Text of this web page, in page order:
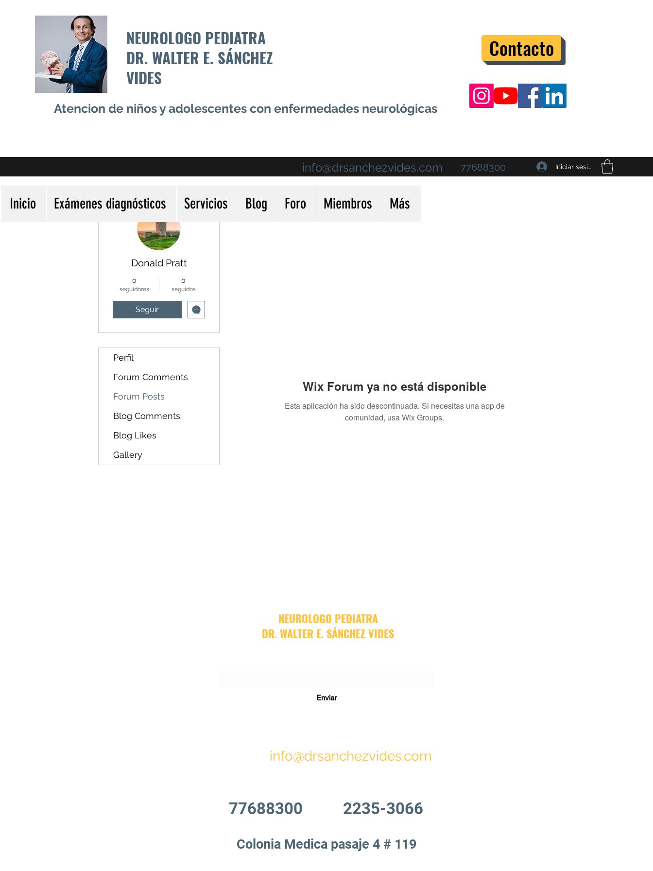
NEUROLOGO PEDIATRA
DR. WALTER E. SÁNCHEZ
VIDES
Atencion de niños y adolescentes con enfermedades neurológicas
Contacto
info@drsanchezvides.com 77688300 Iniciar sesión
Inicio Exámenes diagnósticos Servicios Blog Foro Miembros Más
Wix Forum ya no está disponible
Esta aplicación ha sido descontinuada. Si necesitas una app de
comunidad, usa Wix Groups.
Donald Pratt
0
seguidores
0
seguidos
Seguir
Más acciones
Perfil
Forum Comments
Forum Posts
Blog Comments
Blog Likes
Gallery
NEUROLOGO PEDIATRA
DR. WALTER E. SÁNCHEZ VIDES
Enviar
info@drsanchezvides.com
77688300 2235-3066
Colonia Medica pasaje 4 # 119